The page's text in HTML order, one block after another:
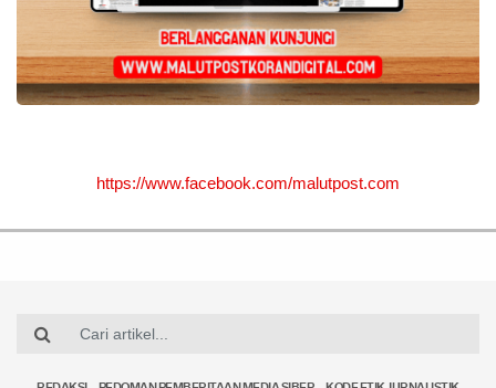
https://www.facebook.com/malutpost.com